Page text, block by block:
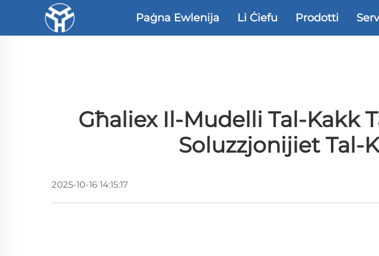
Paġna Ewlenija Li Ċiefu Prodotti
Għaliex Il-Mudelli Tal-Kakk
Soluzzjonijiet Tal-
2025-10-16 14:15:17